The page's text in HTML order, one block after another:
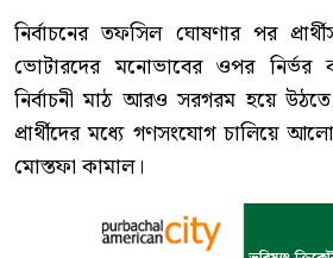
নির্বাচনের তফসিল ঘোষণার পর
ভোটারদের মনোভাবের ওপর নির্ভর
নির্বাচনী মাঠ আরও সরগরম হয়ে উঠতে
প্রার্থীদের মধ্যে গণসংযোগ চালিয়ে
মোস্তফা কামাল।